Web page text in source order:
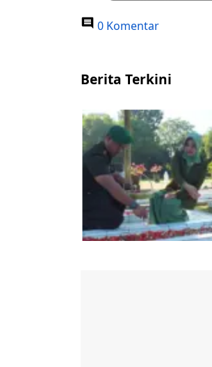
0 Komentar
Berita Terkini